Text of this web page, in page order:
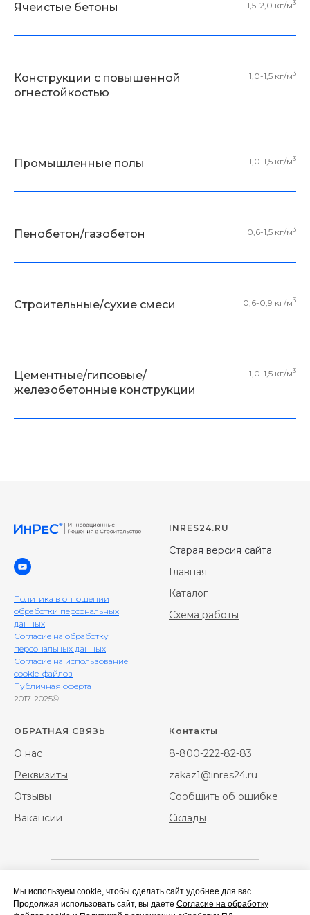
Ячеистые бетоны 1,5-2,0 кг/м3
Конструкции с повышенной
огнестойкостью
1,0-1,5 кг/м3
Промышленные полы 1,0-1,5 кг/м3
Пенобетон/газобетон 0,6-1,5 кг/м3
Строительные/сухие смеси 0,6-0,9 кг/м3
Цементные/гипсовые/
железобетонные конструкции
1,0-1,5 кг/м3
Мы используем cookie, чтобы сделать сайт удобнее для вас.
Продолжая использовать сайт, вы даете Согласие на обработку
Политика в отношении
обработки персональных
данных
Согласие на обработку
персональных данных
Согласие на использование
cookie-файлов
Публичная оферта
2017-2025©
INRES24.RU
Старая версия сайта
Главная
Каталог
Схема работы
ОБРАТНАЯ СВЯЗЬ
О нас
Реквизиты
Отзывы
Вакансии
Контакты
8-800-222-82-83
zakaz1@inres24.ru
Сообщить об ошибке
Склады
Фибра
Фибра стальная